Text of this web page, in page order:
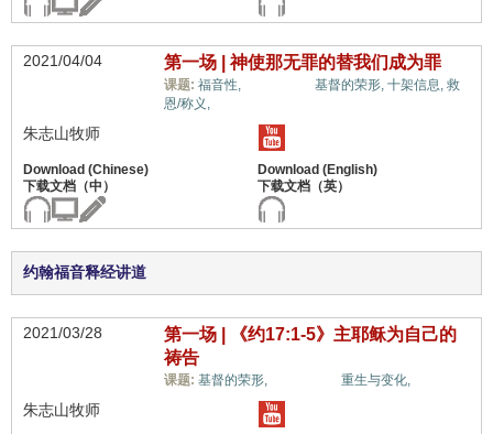
2021/04/04 第一场 | 神使那无罪的替我们成为罪
课题: 福音性, 基督的荣形, 十架信息, 救
恩/称义,
朱志山牧师
约翰福音释经讲道
2021/03/28
第一场 | 《约17:1-5》主耶稣为自己的
祷告
课题: 基督的荣形, 重生与变化,
朱志山牧师